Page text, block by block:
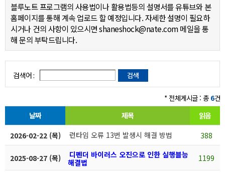
블루노트 프로그램의 사용법이나 활용법등의 설명서를 유튜브와 본
홈페이지를 통해 계속 업로드 할 예정입니다. 자세한 설명이 필요하
시거나 건의 사항이 있으시면 shaneshock@nate.com 메일을 통
해 문의 부탁드립니다.
검색어 :
* 전체게시글 : 총 6건
날짜
제목
읽음
2026-02-22 (목)
런타임 오류 13번 발생시 해결 방법 388
2025-08-27 (목)
디펜더 바이러스 오진으로 인한 실행블능
해결법
1199